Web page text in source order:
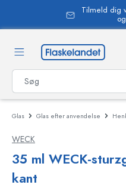
Tilmeld dig
Glas Glas efter anvendelse
WECK
35 ml WECK-
kant